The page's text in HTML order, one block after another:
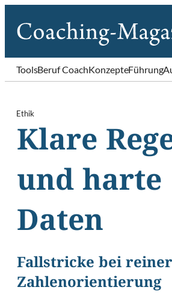
ToolsBeruf CoachKonzepteFührung
Ethik
Klare
und harte
Daten
Fallstricke bei reiner
Zahlenorientierung